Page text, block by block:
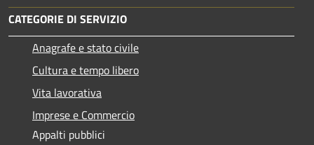
CATEGORIE DI SERVIZIO
Anagrafe e stato civile
Cultura e tempo libero
Vita lavorativa
Imprese e Commercio
Appalti pubblici